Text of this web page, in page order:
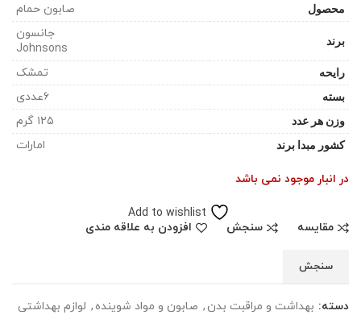
محصول صابون حمام
برند
جانسون
Johnsons
رایحه تمشک
بسته ۶عددی
وزن هر عدد ۱۲۵ گرم
کشور مبدا برند امارات
در انبار موجود نمی باشد
Add to wishlist
مقایسه
سنجش افزودن به علاقه مندی
سنجش
دسته: بهداشت و مراقبت بدن , صابون و مواد شوینده , لوازم بهداشتی